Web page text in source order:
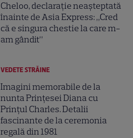
Cheloo, declarație neașteptată
înainte de Asia Express: „Cred
că e singura chestie la care m-
am gândit”
VEDETE STRĂINE
Imagini memorabile de la
nunta Prințesei Diana cu
Prințul Charles. Detalii
fascinante de la ceremonia
regală din 1981